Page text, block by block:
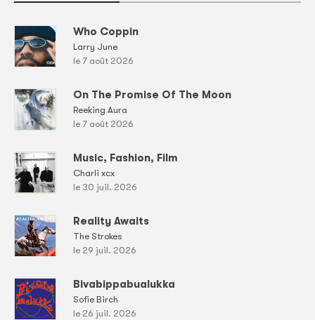
Who Coppin
Larry June
le 7 août 2026
On The Promise Of The Moon
Reeking Aura
le 7 août 2026
Music, Fashion, Film
Charli xcx
le 30 juil. 2026
Reality Awaits
The Strokes
le 29 juil. 2026
Bivabippabualukka
Sofie Birch
le 26 juil. 2026